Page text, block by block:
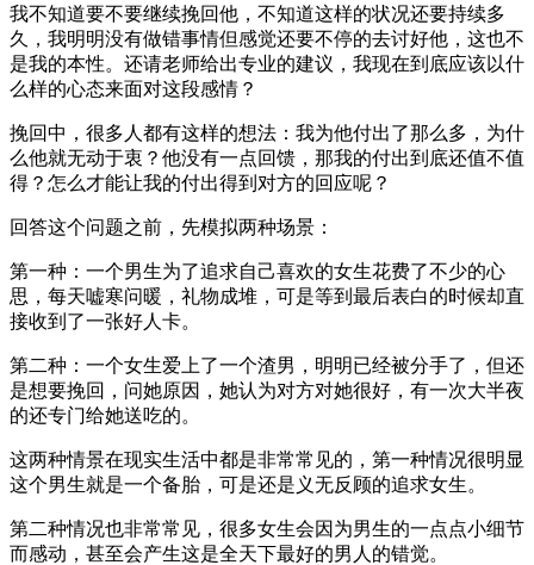
我不知道要不要继续挽回他，不知道这样的状况还要持续多
久，我明明没有做错事情但感觉还要不停的去讨好他，这也不
是我的本性。还请老师给出专业的建议，我现在到底应该以什
么样的心态来面对这段感情？
挽回中，很多人都有这样的想法：我为他付出了那么多，为什
么他就无动于衷？他没有一点回馈，那我的付出到底还值不值
得？怎么才能让我的付出得到对方的回应呢？
回答这个问题之前，先模拟两种场景：
第一种：一个男生为了追求自己喜欢的女生花费了不少的心
思，每天嘘寒问暖，礼物成堆，可是等到最后表白的时候却直
接收到了一张好人卡。
第二种：一个女生爱上了一个渣男，明明已经被分手了，但还
是想要挽回，问她原因，她认为对方对她很好，有一次大半夜
的还专门给她送吃的。
这两种情景在现实生活中都是非常常见的，第一种情况很明显
这个男生就是一个备胎，可是还是义无反顾的追求女生。
第二种情况也非常常见，很多女生会因为男生的一点点小细节
而感动，甚至会产生这是全天下最好的男人的错觉。